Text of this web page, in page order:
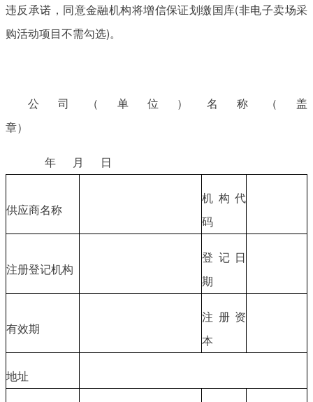
违反承诺，同意金融机构将增信保证划缴国库(非电子卖场采
购活动项目不需勾选)。
公司（单位）名称（盖
章）
年 月 日
供应商名称
机构代
码
注册登记机构
登记日
期
有效期
注册资
本
地址